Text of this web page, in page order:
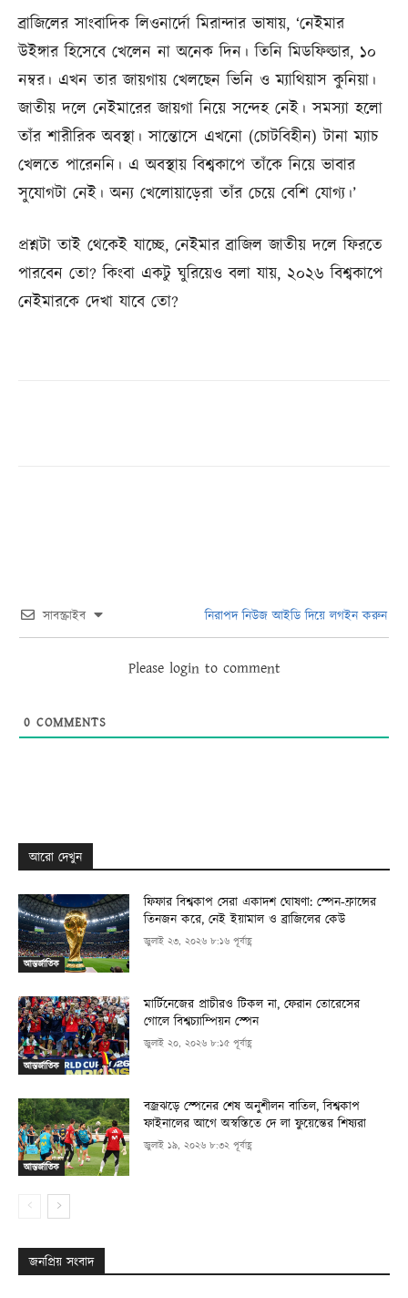
ব্রাজিলের সাংবাদিক লিওনার্দো মিরান্দার ভাষায়, ‘নেইমার
উইঙ্গার হিসেবে খেলেন না অনেক দিন। তিনি মিডফিল্ডার, ১০
নম্বর। এখন তার জায়গায় খেলছেন ভিনি ও ম্যাথিয়াস কুনিয়া।
জাতীয় দলে নেইমারের জায়গা নিয়ে সন্দেহ নেই। সমস্যা হলো
তাঁর শারীরিক অবস্থা। সান্তোসে এখনো (চোটবিহীন) টানা ম্যাচ
খেলতে পারেননি। এ অবস্থায় বিশ্বকাপে তাঁকে নিয়ে ভাবার
সুযোগটা নেই। অন্য খেলোয়াড়েরা তাঁর চেয়ে বেশি যোগ্য।’
প্রশ্নটা তাই থেকেই যাচ্ছে, নেইমার ব্রাজিল জাতীয় দলে ফিরতে
পারবেন তো? কিংবা একটু ঘুরিয়েও বলা যায়, ২০২৬ বিশ্বকাপে
নেইমারকে দেখা যাবে তো?
সাবস্ক্রাইব নিরাপদ নিউজ আইডি দিয়ে লগইন করুন
Please login to comment
0 COMMENTS
আরো দেখুন
আন্তর্জাতিক
ফিফার বিশ্বকাপ সেরা একাদশ ঘোষণা: স্পেন-ফ্রান্সের
তিনজন করে, নেই ইয়ামাল ও ব্রাজিলের কেউ
জুলাই ২৩, ২০২৬ ৮:১৬ পূর্বাহ্ণ
আন্তর্জাতিক
মার্টিনেজের প্রাচীরও টিকল না, ফেরান তোরেসের
গোলে বিশ্বচ্যাম্পিয়ন স্পেন
জুলাই ২০, ২০২৬ ৮:১৫ পূর্বাহ্ণ
আন্তর্জাতিক
বজ্রঝড়ে স্পেনের শেষ অনুশীলন বাতিল, বিশ্বকাপ
ফাইনালের আগে অস্বস্তিতে দে লা ফুয়েন্তের শিষ্যরা
জুলাই ১৯, ২০২৬ ৮:৩২ পূর্বাহ্ণ
জনপ্রিয় সংবাদ